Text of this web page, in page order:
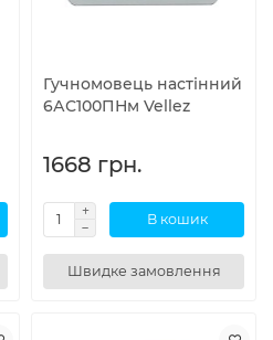
Гучномовець настінний
6АС100ПНм Vellez
1668 грн.
В кошик
Швидке замовлення